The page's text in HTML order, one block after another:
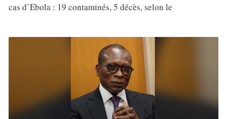
cas d’Ebola : 19 contaminés, 5 décès, selon le